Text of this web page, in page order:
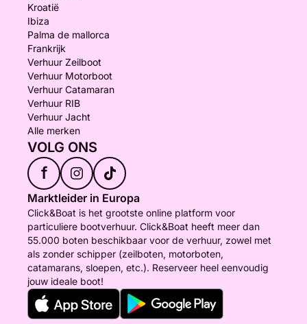
Kroatië
Ibiza
Palma de mallorca
Frankrijk
Verhuur Zeilboot
Verhuur Motorboot
Verhuur Catamaran
Verhuur RIB
Verhuur Jacht
Alle merken
VOLG ONS
f
Marktleider in Europa
Click&Boat is het grootste online platform voor
particuliere bootverhuur. Click&Boat heeft meer dan
55.000 boten beschikbaar voor de verhuur, zowel met
als zonder schipper (zeilboten, motorboten,
catamarans, sloepen, etc.). Reserveer heel eenvoudig
jouw ideale boot!